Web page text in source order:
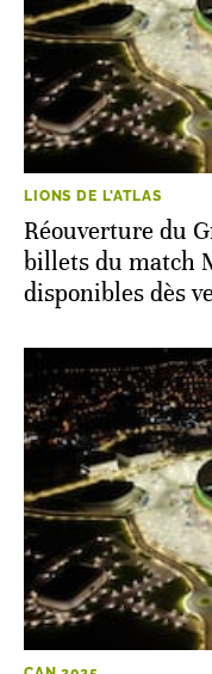
LIONS DE L'ATLAS
Réouverture du
billets du match
disponibles dès